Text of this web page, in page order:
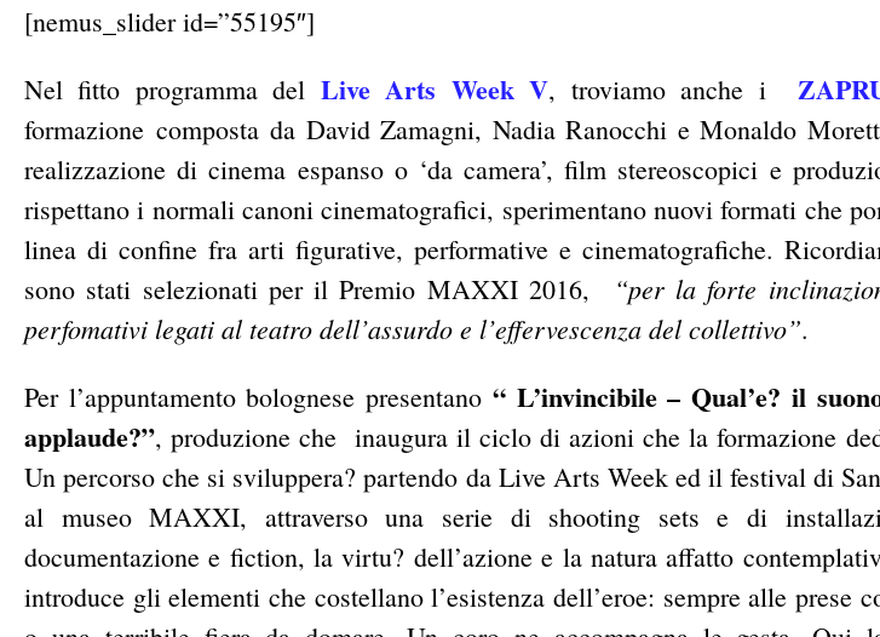
[nemus_slider id=”55195″]
Nel fitto programma del Live Arts Week V, troviamo anche i
formazione composta da David Zamagni, Nadia Ranocchi e Monaldo
realizzazione di cinema espanso o ‘da camera’, film stereoscopici e
rispettano i normali canoni cinematografici, sperimentano nuovi formati che
linea di confine fra arti figurative, performative e cinematografiche.
sono stati selezionati per il Premio MAXXI 2016,
“per la forte
perfomativi legati al teatro dell’assurdo e l’effervescenza del collettivo”.
Per l’appuntamento bolognese presentano “ L’invincibile – Qual’e? il
applaude?”, produzione che inaugura il ciclo di azioni che la formazione
Un percorso che si sviluppera? partendo da Live Arts Week ed il festival di
al museo MAXXI, attraverso una serie di shooting sets e di
documentazione e fiction, la virtu? dell’azione e la natura affatto
introduce gli elementi che costellano l’esistenza dell’eroe: sempre alle prese